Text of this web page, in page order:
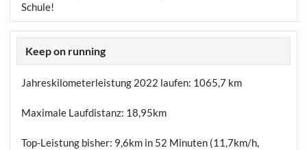
Schule!
Keep on running
Jahreskilometerleistung 2022 laufen: 1065,7 km
Maximale Laufdistanz: 18,95km
Top-Leistung bisher: 9,6km in 52 Minuten (11,7km/h,